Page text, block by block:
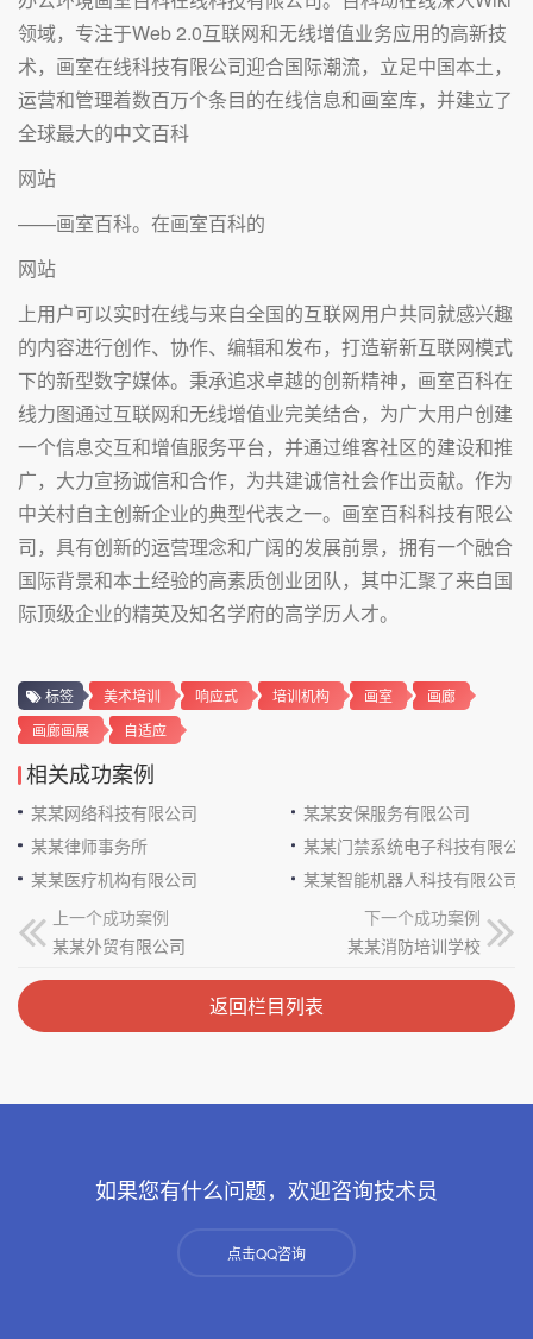
领域，专注于Web 2.0互联网和无线增值业务应用的高新技
术，画室在线科技有限公司迎合国际潮流，立足中国本土，
运营和管理着数百万个条目的在线信息和画室库，并建立了
全球最大的中文百科
网站
——画室百科。在画室百科的
网站
上用户可以实时在线与来自全国的互联网用户共同就感兴趣
的内容进行创作、协作、编辑和发布，打造崭新互联网模式
下的新型数字媒体。秉承追求卓越的创新精神，画室百科在
线力图通过互联网和无线增值业完美结合，为广大用户创建
一个信息交互和增值服务平台，并通过维客社区的建设和推
广，大力宣扬诚信和合作，为共建诚信社会作出贡献。作为
中关村自主创新企业的典型代表之一。画室百科科技有限公
司，具有创新的运营理念和广阔的发展前景，拥有一个融合
国际背景和本土经验的高素质创业团队，其中汇聚了来自国
际顶级企业的精英及知名学府的高学历人才。
标签 美术培训 响应式 培训机构 画室
画廊
画廊画展
自适应
相关成功案例
某某网络科技有限公司
某某安保服务有限公司
某某律师事务所
某某门禁系统电子科技有限公
某某医疗机构有限公司
某某智能机器人科技有限公司
上一个成功案例
某某外贸有限公司
下一个成功案例
某某消防培训学校
返回栏目列表
如果您有什么问题，欢迎咨询技术员
点击QQ咨询